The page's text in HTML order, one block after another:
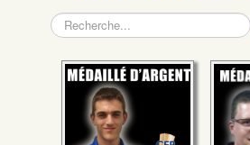
Programmes
Actualités
Nous joindre
Rechercher